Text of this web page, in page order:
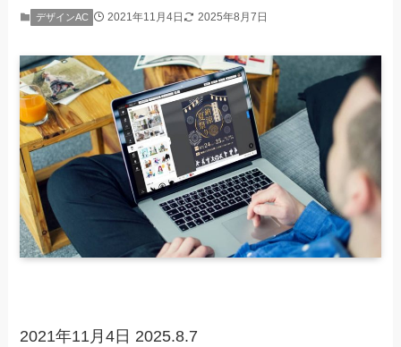
デザインAC 2021年11月4日 2025年8月7日
2021年11月4日 2025.8.7